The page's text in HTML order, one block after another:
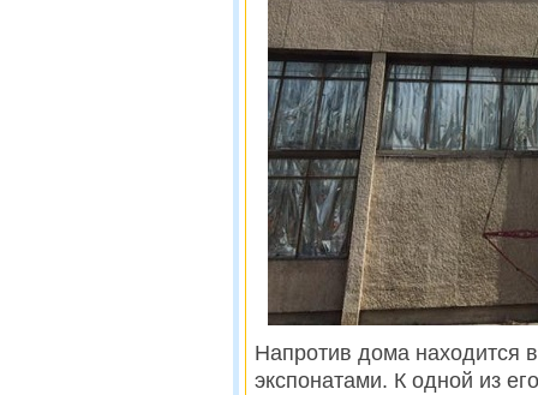
Напротив дома находится
экспонатами. К одной из